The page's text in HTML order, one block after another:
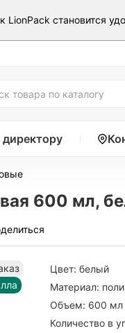
LionPack становится
600 мл,
Цвет: белый
Материал:
Объем: 600 мл
Количество в